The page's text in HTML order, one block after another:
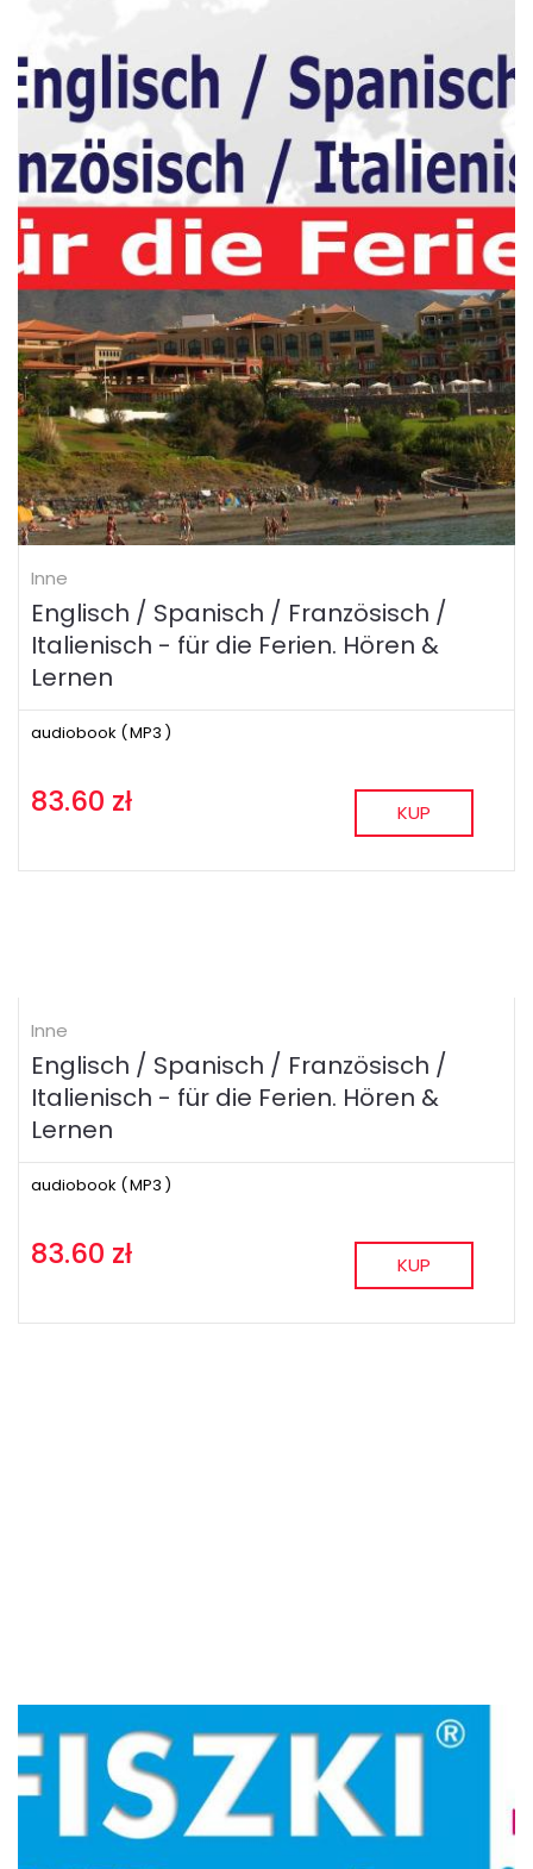
Inne
Englisch / Spanisch / Französisch /
Italienisch - für die Ferien. Hören &
Lernen
audiobook (MP3 )
83.60 zł KUP
Inne
Englisch / Spanisch / Französisch /
Italienisch - für die Ferien. Hören &
Lernen
audiobook (MP3 )
83.60 zł KUP